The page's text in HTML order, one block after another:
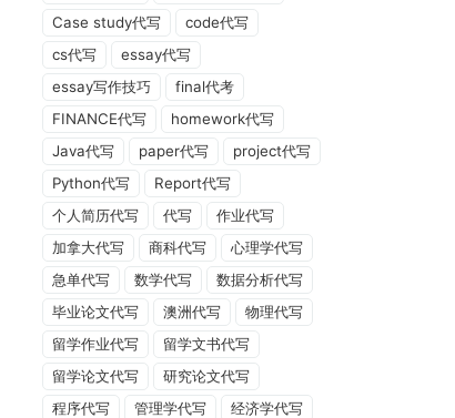
Case study代写
code代写
cs代写
essay代写
essay写作技巧
final代考
FINANCE代写
homework代写
Java代写
paper代写
project代写
Python代写
Report代写
个人简历代写
代写
作业代写
加拿大代写
商科代写
心理学代写
急单代写
数学代写
数据分析代写
毕业论文代写
澳洲代写
物理代写
留学作业代写
留学文书代写
留学论文代写
研究论文代写
程序代写
管理学代写
经济学代写